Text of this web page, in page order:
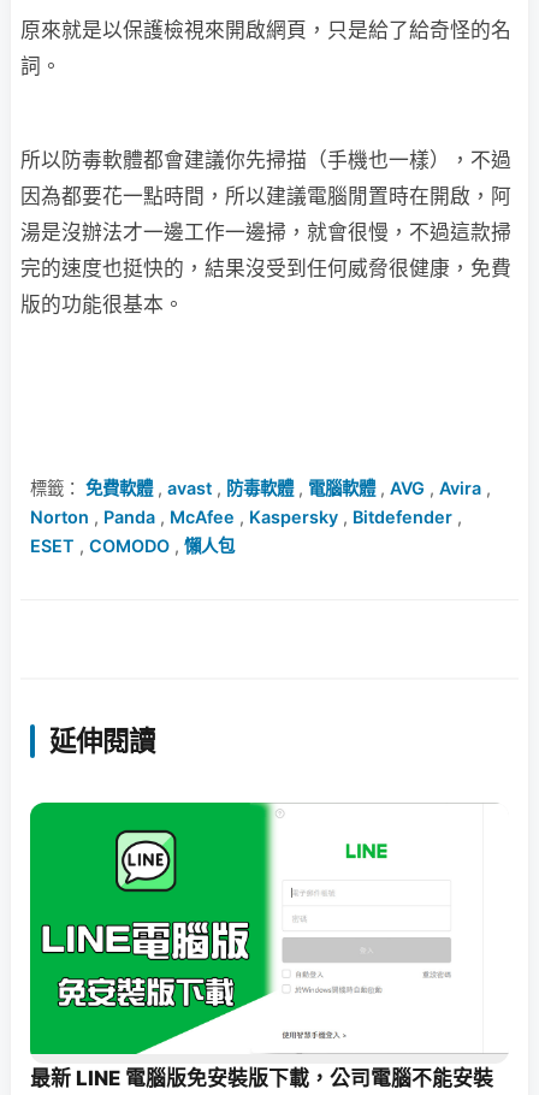
原來就是以保護檢視來開啟網頁，只是給了給奇怪的名
詞。
所以防毒軟體都會建議你先掃描（手機也一樣），不過
因為都要花一點時間，所以建議電腦閒置時在開啟，阿
湯是沒辦法才一邊工作一邊掃，就會很慢，不過這款掃
完的速度也挺快的，結果沒受到任何威脅很健康，免費
版的功能很基本。
標籤： 免費軟體, avast , 防毒軟體, 電腦軟體, AVG , Avira ,
Norton , Panda , McAfee , Kaspersky , Bitdefender ,
ESET , COMODO , 懶人包
延伸閱讀
最新 LINE 電腦版免安裝版下載，公司電腦不能安裝